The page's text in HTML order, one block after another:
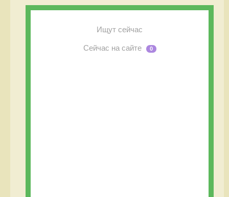
Ищут сейчас
Сейчас на сайте 0